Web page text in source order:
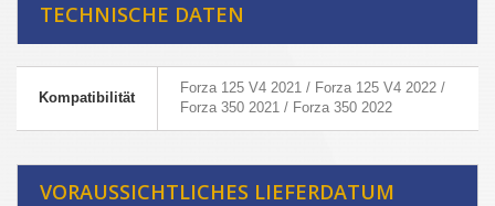
TECHNISCHE DATEN
Kompatibilität
Forza 125 V4 2021 / Forza 125 V4 2022 /
Forza 350 2021 / Forza 350 2022
VORAUSSICHTLICHES LIEFERDATUM